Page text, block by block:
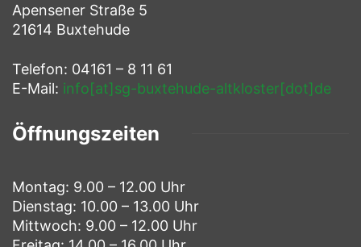
Apensener Straße 5
21614 Buxtehude
Telefon: 04161 – 8 11 61
E-Mail: info[at]sg-buxtehude-altkloster[dot]de
Öffnungszeiten
Montag: 9.00 – 12.00 Uhr
Dienstag: 10.00 – 13.00 Uhr
Mittwoch: 9.00 – 12.00 Uhr